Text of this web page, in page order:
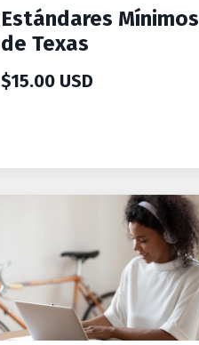
Estándares Mínimos
de Texas
$15.00 USD